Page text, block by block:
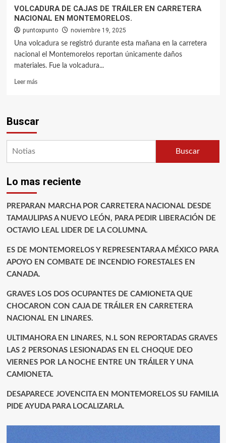
VOLCADURA DE CAJAS DE TRÁILER EN CARRETERA
NACIONAL EN MONTEMORELOS.
puntoxpunto noviembre 19, 2025
Una volcadura se registró durante esta mañana en la carretera
nacional el Montemorelos reportan únicamente daños
materiales. Fue la volcadura...
Leer más
Buscar
Buscar
Lo mas reciente
PREPARAN MARCHA POR CARRETERA NACIONAL DESDE
TAMAULIPAS A NUEVO LEÓN, PARA PEDIR LIBERACIÓN DE
OCTAVIO LEAL LIDER DE LA COLUMNA.
ES DE MONTEMORELOS Y REPRESENTARA A MÉXICO PARA
APOYO EN COMBATE DE INCENDIO FORESTALES EN
CANADA.
GRAVES LOS DOS OCUPANTES DE CAMIONETA QUE
CHOCARON CON CAJA DE TRÁILER EN CARRETERA
NACIONAL EN LINARES.
ULTIMAHORA EN LINARES, N.L SON REPORTADAS GRAVES
LAS 2 PERSONAS LESIONADAS EN EL CHOQUE DEO
VIERNES POR LA NOCHE ENTRE UN TRÁILER Y UNA
CAMIONETA.
DESAPARECE JOVENCITA EN MONTEMORELOS SU FAMILIA
PIDE AYUDA PARA LOCALIZARLA.